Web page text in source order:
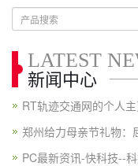
LATEST
新闻中心
RT轨迹交通网的个人
郑州给力母亲节礼物：
PC最新资讯-快科技--